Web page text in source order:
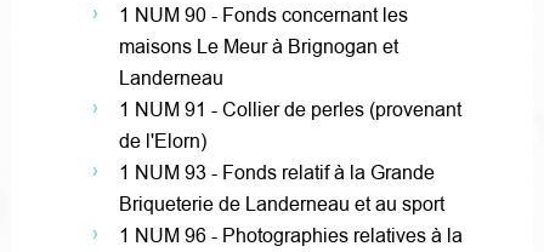
1 NUM 90 - Fonds concernant les
maisons Le Meur à Brignogan et
Landerneau
1 NUM 91 - Collier de perles (provenant
de l'Elorn)
1 NUM 93 - Fonds relatif à la Grande
Briqueterie de Landerneau et au sport
1 NUM 96 - Photographies relatives à la